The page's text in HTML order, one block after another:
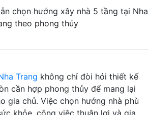
chọn hướng xây nhà 5 tầng tại Nha
theo phong thủy
Trang không chỉ đòi hỏi thiết kế
cần hợp phong thủy để mang lại
gia chủ. Việc chọn hướng nhà phù
khỏe, công việc thuận lợi và gia